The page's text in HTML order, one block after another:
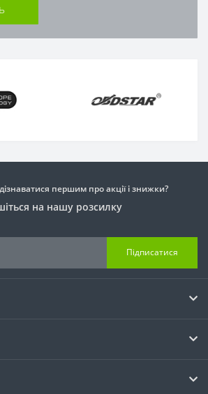
першим про акції і знижки?
на нашу розсилку
Підписатися